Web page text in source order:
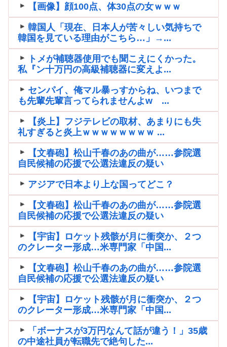
【画像】顔100点、体30点の女ｗｗｗ
韓国人「現在、日本人が苦々しい気持ちで
韓国を見ている理由がこちら…」→...
トメが補聴器使用でも聞こえにくかった。
私『ン十万円の高級補聴器に変えよ...
センパイ、俺マル暴っすからね、いつまで
も先輩先輩言ってられませんよw ...
【炎上】フジテレビの取材、あまりにも失
礼すぎると炎上ｗｗｗｗｗｗｗｗ ...
【文春砲】松山千春のあの曲が……参院選
自民候補の応援で公選法違反の疑い
アジアで日本より上な国ってどこ？
【文春砲】松山千春のあの曲が……参院選
自民候補の応援で公選法違反の疑い
【宇宙】ロケット残骸が月に衝突か、２つ
のクレーター形成…米専門家「中国...
【文春砲】松山千春のあの曲が……参院選
自民候補の応援で公選法違反の疑い
【宇宙】ロケット残骸が月に衝突か、２つ
のクレーター形成…米専門家「中国...
「ボーナスが3万円なんて話が違う！」35歳
の中途社員が転職先で絶句した...